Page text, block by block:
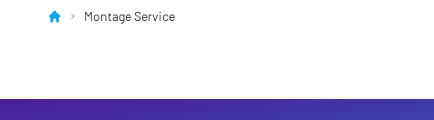
Montage Service